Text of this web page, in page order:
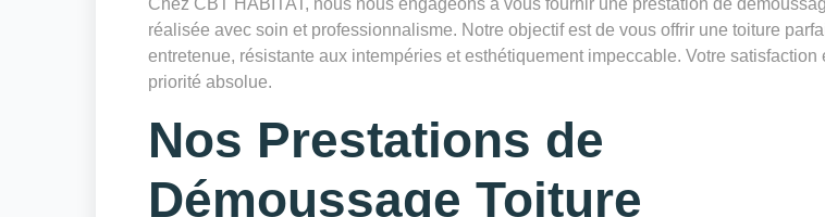
Chez CBT HABITAT, nous nous engageons à vous fournir une prestation de
réalisée avec soin et professionnalisme. Notre objectif est de vous offrir une toiture
entretenue, résistante aux intempéries et esthétiquement impeccable. Votre satisfaction
priorité absolue.
Nos Prestations de
Démoussage Toiture